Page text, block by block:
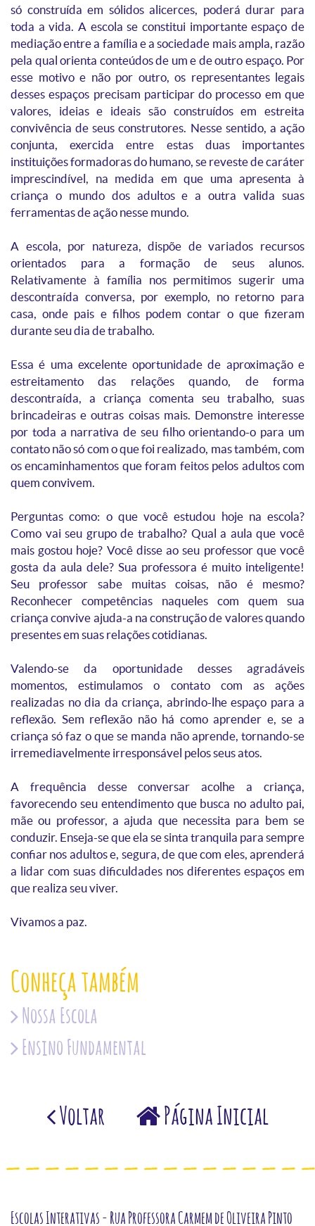
só construída em sólidos alicerces, poderá durar para
toda a vida. A escola se constitui importante espaço de
mediação entre a família e a sociedade mais ampla, razão
pela qual orienta conteúdos de um e de outro espaço. Por
esse motivo e não por outro, os representantes legais
desses espaços precisam participar do processo em que
valores, ideias e ideais são construídos em estreita
convivência de seus construtores. Nesse sentido, a ação
conjunta, exercida entre estas duas importantes
instituições formadoras do humano, se reveste de caráter
imprescindível, na medida em que uma apresenta à
criança o mundo dos adultos e a outra valida suas
ferramentas de ação nesse mundo.
A escola, por natureza, dispõe de variados recursos
orientados para a formação de seus alunos.
Relativamente à família nos permitimos sugerir uma
descontraída conversa, por exemplo, no retorno para
casa, onde pais e filhos podem contar o que fizeram
durante seu dia de trabalho.
Essa é uma excelente oportunidade de aproximação e
estreitamento das relações quando, de forma
descontraída, a criança comenta seu trabalho, suas
brincadeiras e outras coisas mais. Demonstre interesse
por toda a narrativa de seu filho orientando-o para um
contato não só com o que foi realizado, mas também, com
os encaminhamentos que foram feitos pelos adultos com
quem convivem.
Perguntas como: o que você estudou hoje na escola?
Como vai seu grupo de trabalho? Qual a aula que você
mais gostou hoje? Você disse ao seu professor que você
gosta da aula dele? Sua professora é muito inteligente!
Seu professor sabe muitas coisas, não é mesmo?
Reconhecer competências naqueles com quem sua
criança convive ajuda-a na construção de valores quando
presentes em suas relações cotidianas.
Valendo-se da oportunidade desses agradáveis
momentos, estimulamos o contato com as ações
realizadas no dia da criança, abrindo-lhe espaço para a
reflexão. Sem reflexão não há como aprender e, se a
criança só faz o que se manda não aprende, tornando-se
irremediavelmente irresponsável pelos seus atos.
A frequência desse conversar acolhe a criança,
favorecendo seu entendimento que busca no adulto pai,
mãe ou professor, a ajuda que necessita para bem se
conduzir. Enseja-se que ela se sinta tranquila para sempre
confiar nos adultos e, segura, de que com eles, aprenderá
a lidar com suas dificuldades nos diferentes espaços em
que realiza seu viver.
Vivamos a paz.
Conheça também
Nossa Escola
Ensino Fundamental
Voltar Página Inicial
Escolas Interativas - Rua Professora Carmem de Oliveira Pinto